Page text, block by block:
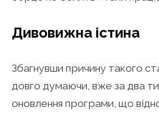
Дивовижна істина
Збагнувши причину такого
довго думаючи, вже за два
оновлення програми, що